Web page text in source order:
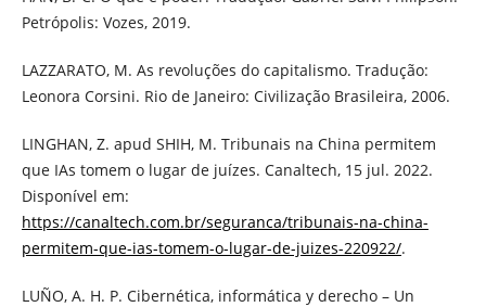
Petrópolis: Vozes, 2019.
LAZZARATO, M. As revoluções do capitalismo. Tradução:
Leonora Corsini. Rio de Janeiro: Civilização Brasileira, 2006.
LINGHAN, Z. apud SHIH, M. Tribunais na China permitem
que IAs tomem o lugar de juízes. Canaltech, 15 jul. 2022.
Disponível em:
https://canaltech.com.br/seguranca/tribunais-na-china-
permitem-que-ias-tomem-o-lugar-de-juizes-220922/.
LUÑO, A. H. P. Cibernética, informática y derecho – Un